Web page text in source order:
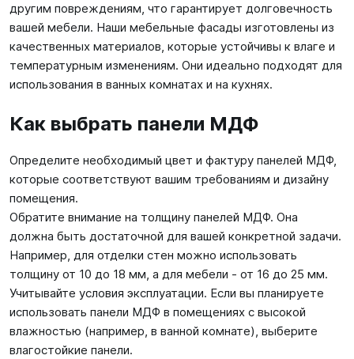
другим повреждениям, что гарантирует долговечность
вашей мебели. Наши мебельные фасады изготовлены из
качественных материалов, которые устойчивы к влаге и
температурным изменениям. Они идеально подходят для
использования в ванных комнатах и на кухнях.
Как выбрать панели МДФ
Определите необходимый цвет и фактуру панелей МДФ,
которые соответствуют вашим требованиям и дизайну
помещения.
Обратите внимание на толщину панелей МДФ. Она
должна быть достаточной для вашей конкретной задачи.
Например, для отделки стен можно использовать
толщину от 10 до 18 мм, а для мебели - от 16 до 25 мм.
Учитывайте условия эксплуатации. Если вы планируете
использовать панели МДФ в помещениях с высокой
влажностью (например, в ванной комнате), выберите
влагостойкие панели.